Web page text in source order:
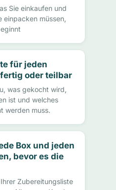
Sie einkaufen und
einpacken müssen,
für jeden
oder teilbar
was gekocht wird,
ist und welches
werden muss.
Box und jeden
bevor es die
Zubereitungsliste